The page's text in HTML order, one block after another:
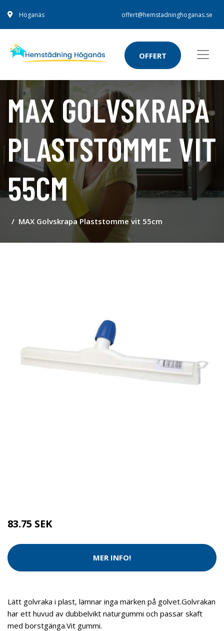
Höganäs offert@hemstadninghoganas.se
OFFERT
MAX GOLVSKRAPA
PLASTSTOMME VIT
55CM
MAX Golvskrapa Plaststomme vit 55cm
83.75 SEK
MER INFO!
Lätt golvraka i plast, lämnar inga märken på golvet.Golvrakan
har ett huvud av dubbelvikt naturgummi och passar skaft
med borstgänga.Vit gummi.